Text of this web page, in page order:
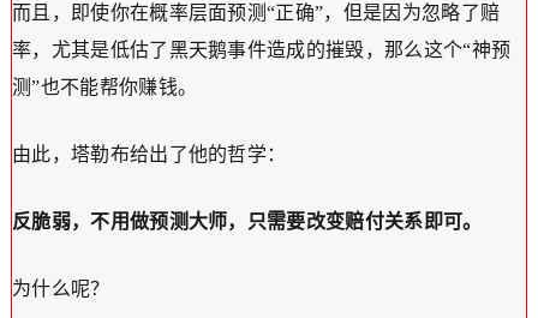
而且，即使你在概率层面预测“正确”，但是因为忽略了赔
率，尤其是低估了黑天鹅事件造成的摧毁，那么这个“神预
测”也不能帮你赚钱。
由此， 塔勒布给出了他的哲学：
反脆弱，不用做预测大师，只需要改变赔付关系即可。
为什么呢？